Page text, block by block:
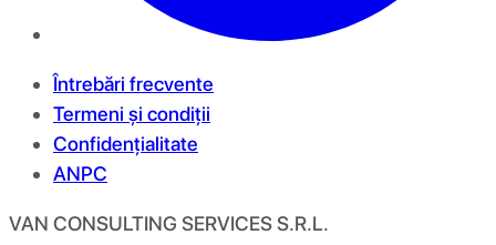
Întrebări frecvente
Termeni și condiții
Confidențialitate
ANPC
VAN CONSULTING SERVICES S.R.L.